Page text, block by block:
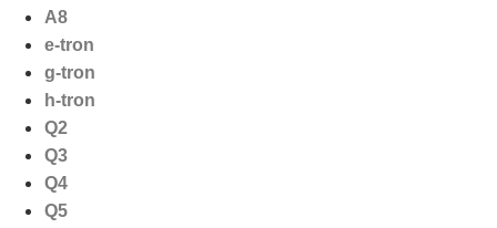
A8
e-tron
g-tron
h-tron
Q2
Q3
Q4
Q5